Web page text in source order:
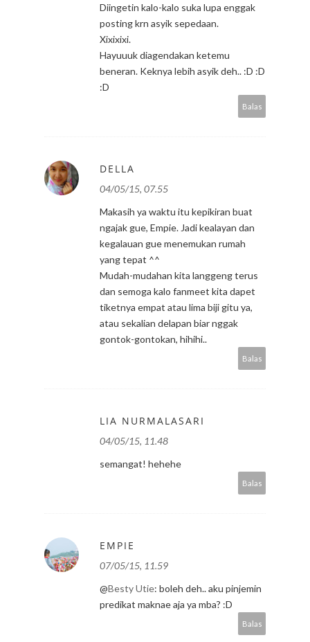
Diingetin kalo-kalo suka lupa enggak
posting krn asyik sepedaan.
Xixixixi.
Hayuuuk diagendakan ketemu
beneran. Keknya lebih asyik deh.. :D :D
:D
Balas
DELLA
04/05/15, 07.55
Makasih ya waktu itu kepikiran buat
ngajak gue, Empie. Jadi kealayan dan
kegalauan gue menemukan rumah
yang tepat ^^
Mudah-mudahan kita langgeng terus
dan semoga kalo fanmeet kita dapet
tiketnya empat atau lima biji gitu ya,
atau sekalian delapan biar nggak
gontok-gontokan, hihihi..
Balas
LIA NURMALASARI
04/05/15, 11.48
semangat! hehehe
Balas
EMPIE
07/05/15, 11.59
@Besty Utie: boleh deh.. aku pinjemin
predikat maknae aja ya mba? :D
Balas